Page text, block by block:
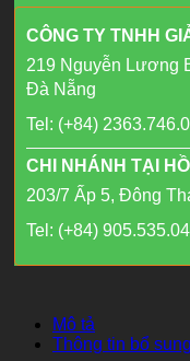
CÔNG TY TNHH
219 Nguyễn Lương
Đà Nẵng
Tel: (+84)
CHI NHÁNH TẠI
203/7 Ấp 5, Đông
Tel: (+84)
Mô tả
Thông tin bổ sung